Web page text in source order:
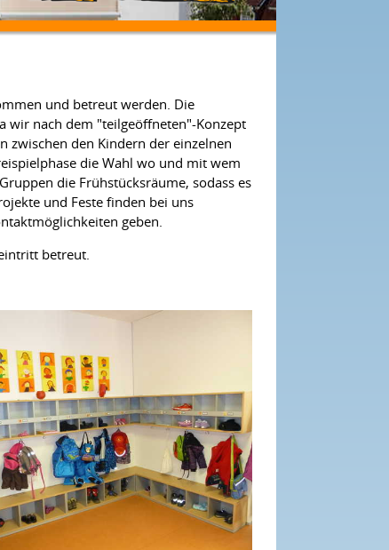
und betreut werden. Die
wir nach dem "teilgeöffneten"-Konzept
zwischen den Kindern der einzelnen
die Wahl wo und mit wem
die Frühstücksräume, sodass es
und Feste finden bei uns
geben.
betreut.